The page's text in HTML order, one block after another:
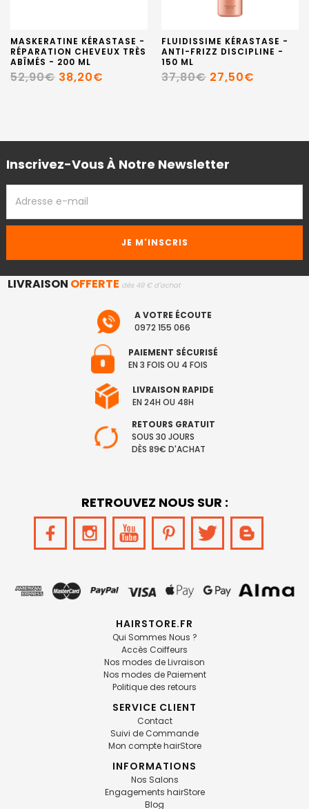
MASKERATINE KÉRASTASE -
RÉPARATION CHEVEUX TRÈS
ABÎMÉS - 200 ML
52,90€ 38,20€
FLUIDISSIME KÉRASTASE -
ANTI-FRIZZ DISCIPLINE -
150 ML
37,80€ 27,50€
Inscrivez-Vous À Notre Newsletter
EMAIL
LIVRAISON OFFERTE dès 49 € d'achat
A VOTRE ÉCOUTE
0972 155 066
PAIEMENT SÉCURISÉ
EN 3 FOIS OU 4 FOIS
LIVRAISON RAPIDE
EN 24H OU 48H
RETOURS GRATUIT
SOUS 30 JOURS
DÈS 89€ D'ACHAT
RETROUVEZ NOUS SUR :
HAIRSTORE.FR
Qui Sommes Nous ?
Accès Coiffeurs
Nos modes de Livraison
Nos modes de Paiement
Politique des retours
SERVICE CLIENT
Contact
Suivi de Commande
Mon compte hairStore
INFORMATIONS
Nos Salons
Engagements hairStore
Blog